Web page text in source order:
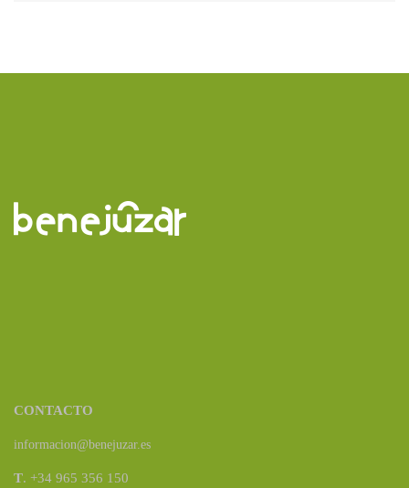
CONTACTO
informacion@benejuzar.es
T. +34 965 356 150